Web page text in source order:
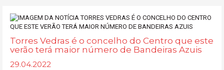
Torres Vedras é o concelho do Centro que este
verão terá maior número de Bandeiras Azuis
29.04.2022